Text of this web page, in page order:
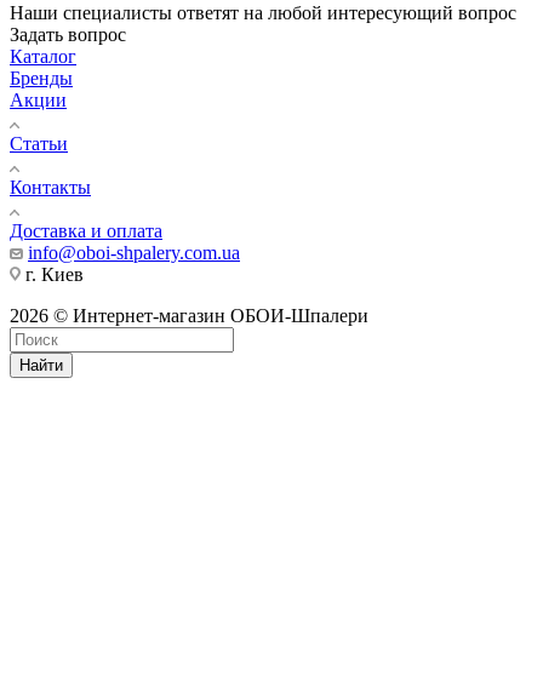
Наши специалисты ответят на любой интересующий вопрос
Задать вопрос
Каталог
Бренды
Акции
Статьи
Контакты
Доставка и оплата
info@oboi-shpalery.com.ua
г. Киев
2026 © Интернет-магазин ОБОИ-Шпалери
Найти